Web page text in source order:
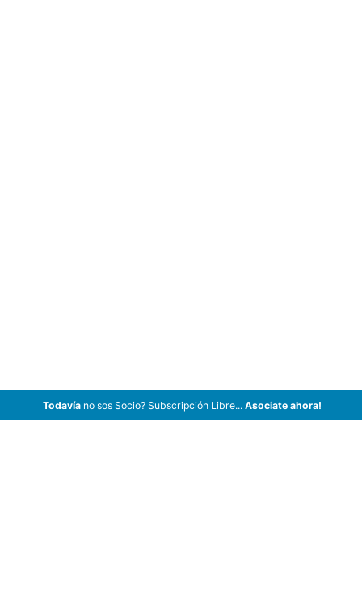
Todavíano sos Socio? Subscripción Libre... Asociate ahora!